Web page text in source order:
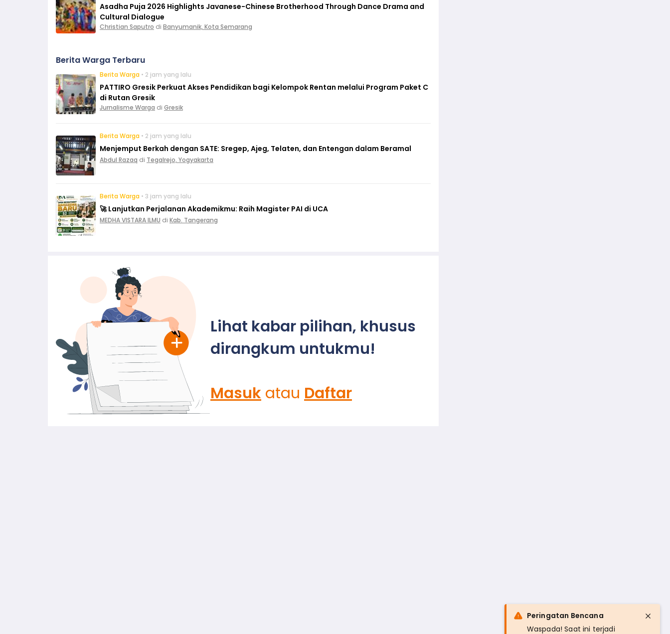
Asadha Puja 2026 Highlights Javanese-Chinese Brotherhood Through Dance Drama and
Cultural Dialogue
Christian Saputro di Banyumanik, Kota Semarang
Berita Warga Terbaru
Berita Warga • 2 jam yang lalu
PATTIRO Gresik Perkuat Akses Pendidikan bagi Kelompok Rentan melalui Program Paket C
di Rutan Gresik
Jurnalisme Warga di Gresik
Berita Warga • 2 jam yang lalu
Menjemput Berkah dengan SATE: Sregep, Ajeg, Telaten, dan Entengan dalam Beramal
Abdul Razaq di Tegalrejo, Yogyakarta
Berita Warga • 3 jam yang lalu
🚀 Lanjutkan Perjalanan Akademikmu: Raih Magister PAI di UCA
MEDHA VISTARA ILMU di Kab. Tangerang
Lihat kabar pilihan, khusus
dirangkum untukmu!
Masuk atau Daftar
Peringatan Bencana
Waspada! Saat ini terjadi